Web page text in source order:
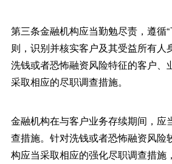
第三条金融机构应当勤勉尽责，遵循
则，识别并核实客户及其受益所有人
洗钱或者恐怖融资风险特征的客户、
采取相应的尽职调查措施。
金融机构在与客户业务存续期间，应
查措施。针对洗钱或者恐怖融资风险
构应当采取相应的强化尽职调查措施